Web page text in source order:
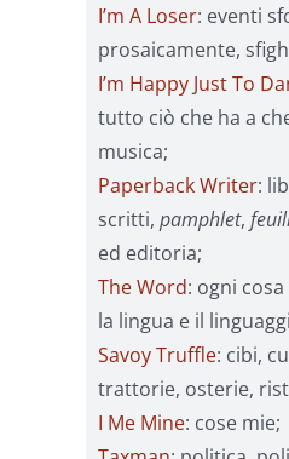
I’m A Loser: eventi
prosaicamente,
I’m Happy Just To
tutto ciò che ha a
musica;
Paperback Writer:
scritti, pamphlet,
ed editoria;
The Word: ogni
la lingua e il
Savoy Truffle: cibi,
trattorie, osterie,
I Me Mine: cose mie;